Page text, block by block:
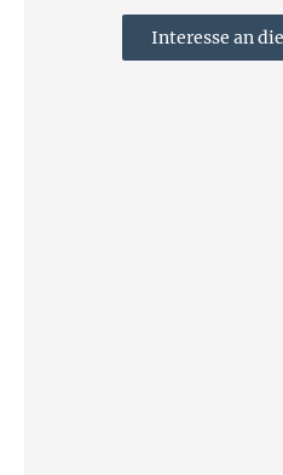
Interesse an